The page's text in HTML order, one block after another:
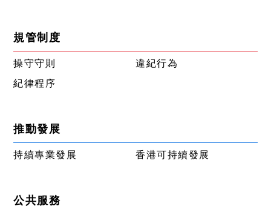
規管制度
操守守則
違紀行為
紀律程序
推動發展
持續專業發展 香港可持續發展
公共服務